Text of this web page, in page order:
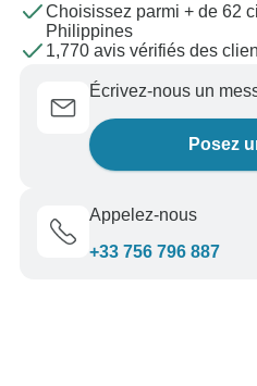
Choisissez parmi + de 62
Philippines
1,770 avis vérifiés des
Écrivez-nous un
Posez
Appelez-nous
+33 756 796 887